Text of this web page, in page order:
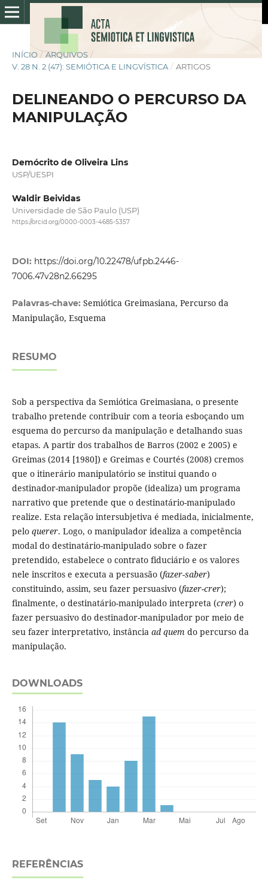
INÍCIO / ARQUIVOS /
V. 28 N. 2 (47): SEMIÓTICA E LINGVÍSTICA / ARTIGOS
DELINEANDO O PERCURSO DA
MANIPULAÇÃO
Demócrito de Oliveira Lins
USP/UESPI
Waldir Beividas
Universidade de São Paulo (USP)
https://orcid.org/0000-0003-4685-5357
DOI: https://doi.org/10.22478/ufpb.2446-
7006.47v28n2.66295
Palavras-chave: Semiótica Greimasiana, Percurso da
Manipulação, Esquema
RESUMO
Sob a perspectiva da Semiótica Greimasiana, o presente
trabalho pretende contribuir com a teoria esboçando um
esquema do percurso da manipulação e detalhando suas
etapas. A partir dos trabalhos de Barros (2002 e 2005) e
Greimas (2014 [1980]) e Greimas e Courtés (2008) cremos
que o itinerário manipulatório se institui quando o
destinador-manipulador propõe (idealiza) um programa
narrativo que pretende que o destinatário-manipulado
realize. Esta relação intersubjetiva é mediada, inicialmente,
pelo querer. Logo, o manipulador idealiza a competência
modal do destinatário-manipulado sobre o fazer
pretendido, estabelece o contrato fiduciário e os valores
nele inscritos e executa a persuasão (fazer-saber)
constituindo, assim, seu fazer persuasivo (fazer-crer);
finalmente, o destinatário-manipulado interpreta (crer) o
fazer persuasivo do destinador-manipulador por meio de
seu fazer interpretativo, instância ad quem do percurso da
manipulação.
DOWNLOADS
REFERÊNCIAS